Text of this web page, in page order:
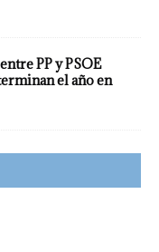
PP y PSOE
el año en